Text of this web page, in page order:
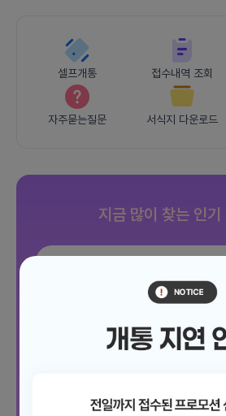
셀프개통 접수내역 조회
자주묻는질문 서식지 다운로드
지금 많이 찾는 인기
조이 음성자유 7GB
문자 100건
월 3,300원/ 평생할인